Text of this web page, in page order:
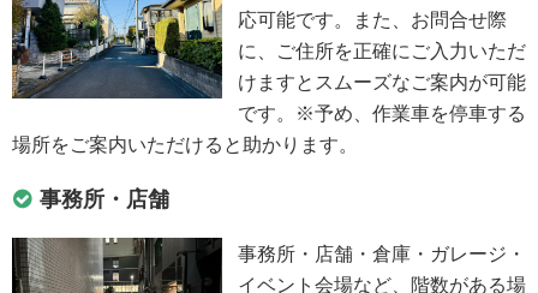
応可能です。また、お問合せ際
に、ご住所を正確にご入力いただ
けますとスムーズなご案内が可能
です。※予め、作業車を停車する
場所をご案内いただけると助かります。
事務所・店舗
事務所・店舗・倉庫・ガレージ・
イベント会場など、階数がある場